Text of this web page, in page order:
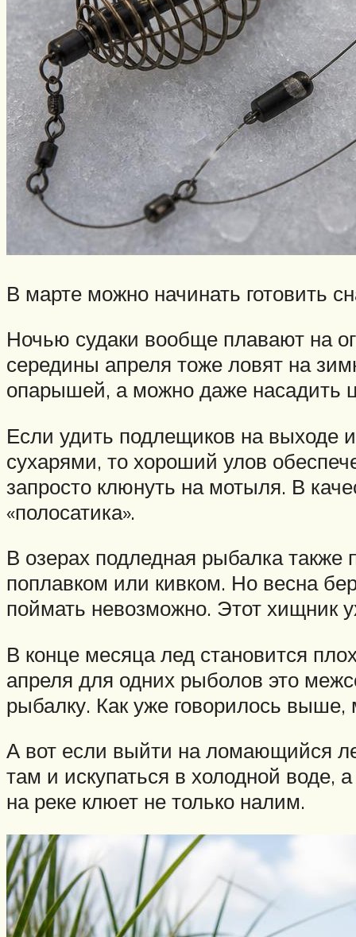
В марте можно начинать готовить
Ночью судаки вообще плавают на
середины апреля тоже ловят на
опарышей, а можно даже насадить
Если удить подлещиков на выходе
сухарями, то хороший улов
запросто клюнуть на мотыля. В
«полосатика».
В озерах подледная рыбалка
поплавком или кивком. Но весна
поймать невозможно. Этот хищник
В конце месяца лед становится
апреля для одних рыболов это
рыбалку. Как уже говорилось
А вот если выйти на ломающийся
там и искупаться в холодной воде,
на реке клюет не только налим.